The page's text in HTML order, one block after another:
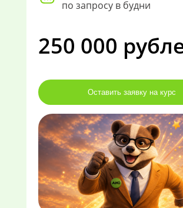
по запросу в будни
250 000
Оставить заявку на курс